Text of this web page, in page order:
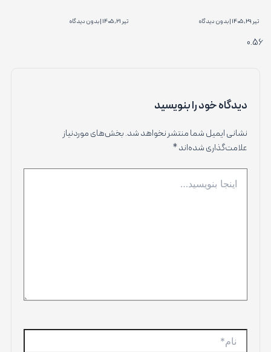
تیر 29, 1405 بدون دیدگاه تیر 21, 1405 بدون دیدگاه
دیدگاه‌ خود را بنویسید
نشانی ایمیل شما منتشر نخواهد شد.بخش‌های موردنیاز
علامت‌گذاری شده‌اند*
بنویسید…
نام*